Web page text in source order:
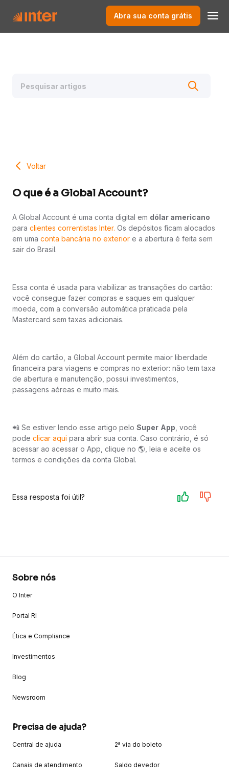
Abra sua conta grátis
Voltar
O que é a Global Account?
A Global Account é uma conta digital em dólar americano
para clientes correntistas Inter. Os depósitos ficam alocados
em uma conta bancária no exterior e a abertura é feita sem
sair do Brasil.
Essa conta é usada para viabilizar as transações do cartão:
você consegue fazer compras e saques em qualquer
moeda, com a conversão automática praticada pela
Mastercard sem taxas adicionais.
Além do cartão, a Global Account permite maior liberdade
financeira para viagens e compras no exterior: não tem taxa
de abertura e manutenção, possui investimentos,
passagens aéreas e muito mais.
📲 Se estiver lendo esse artigo pelo Super App , você
pode clicar aqui para abrir sua conta. Caso contrário, é só
acessar ao acessar o App, clique no 🌎, leia e aceite os
termos e condições da conta Global.
Essa resposta foi útil?
Sobre nós
O Inter
Portal RI
Ética e Compliance
Investimentos
Blog
Newsroom
Precisa de ajuda?
Central de ajuda
Canais de atendimento
2ª via do boleto
Saldo devedor